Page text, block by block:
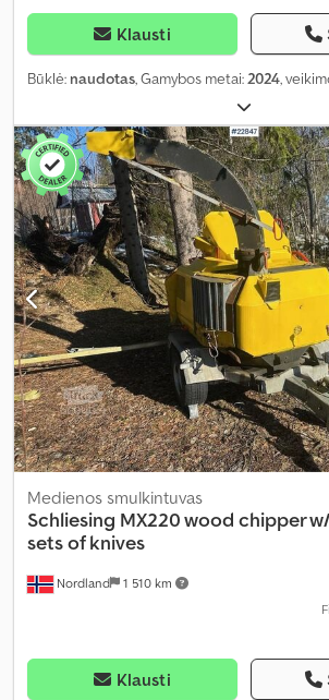
Klausti
Būklė: naudotas, Gamybos metai:2024,
Nordland 1 510 km
Medienos smulkintuvas
Schliesing MX220 wood chipper
sets of knives
Klausti